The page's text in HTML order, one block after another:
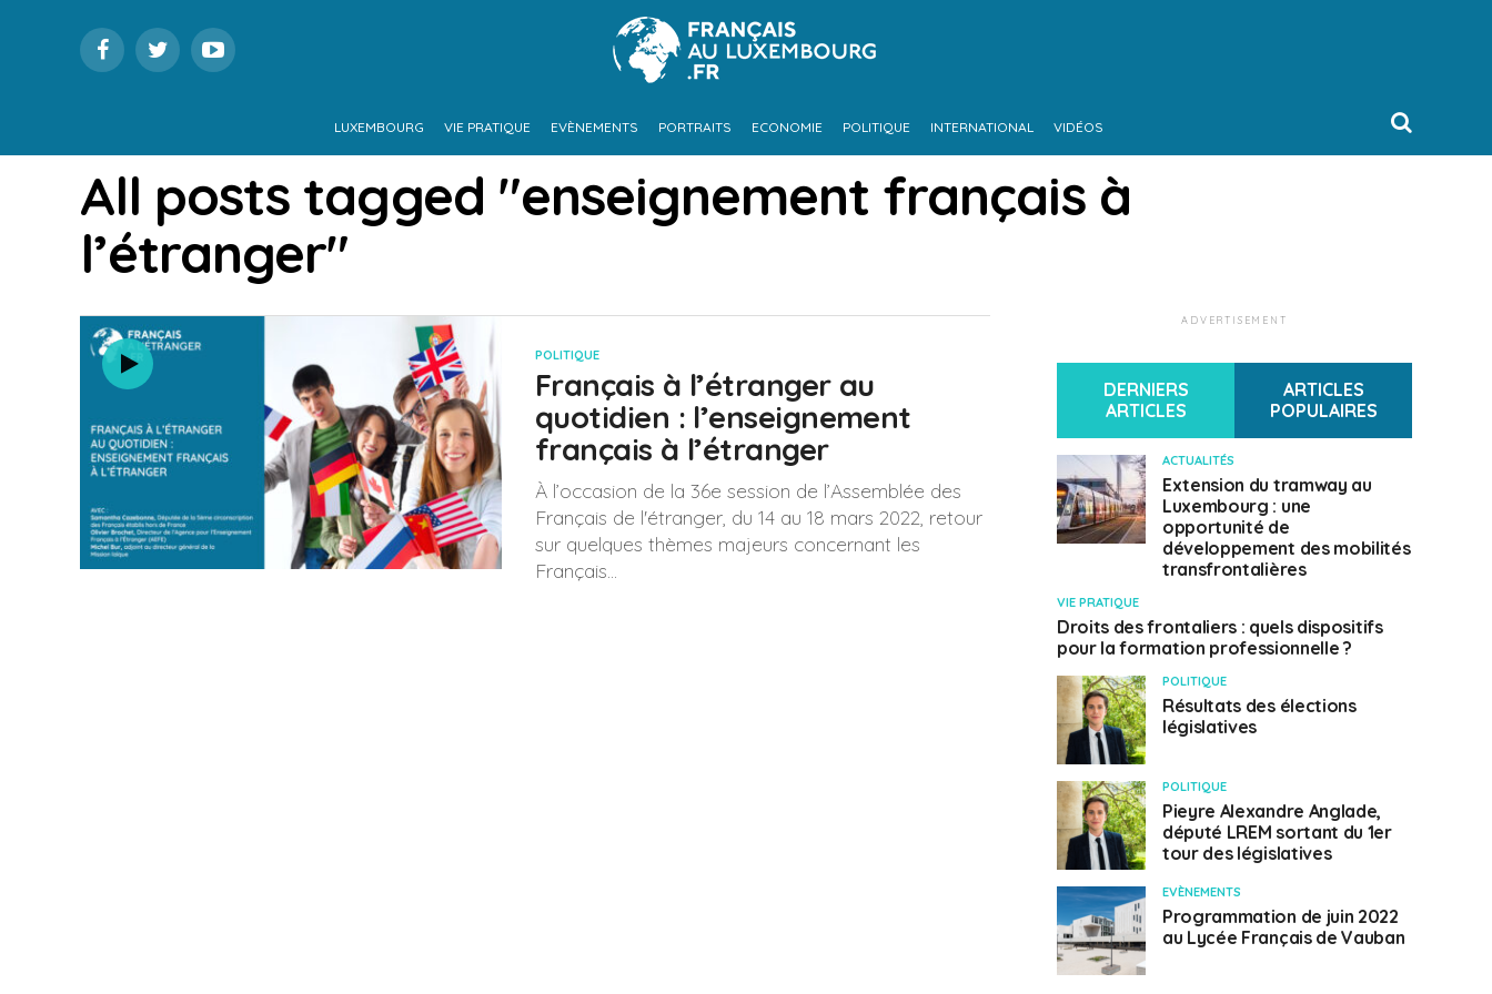
LUXEMBOURG VIE PRATIQUE EVÈNEMENTS PORTRAITS ECONOMIE POLITIQUE INTERNATIONAL VIDÉOS
All posts tagged "enseignement français à
l’étranger"
POLITIQUE
Français à l’étranger au
quotidien : l’enseignement
français à l’étranger
À l’occasion de la 36e session de l’Assemblée des
Français de l'étranger, du 14 au 18 mars 2022, retour
sur quelques thèmes majeurs concernant les
Français...
ADVERTISEMENT
DERNIERS
ARTICLES
ARTICLES
POPULAIRES
ACTUALITÉS
Extension du tramway au
Luxembourg : une
opportunité de
développement des mobilités
transfrontalières
VIE PRATIQUE
Droits des frontaliers : quels dispositifs
pour la formation professionnelle ?
POLITIQUE
Résultats des élections
législatives
POLITIQUE
Pieyre Alexandre Anglade,
député LREM sortant du 1er
tour des législatives
EVÈNEMENTS
Programmation de juin 2022
au Lycée Français de Vauban